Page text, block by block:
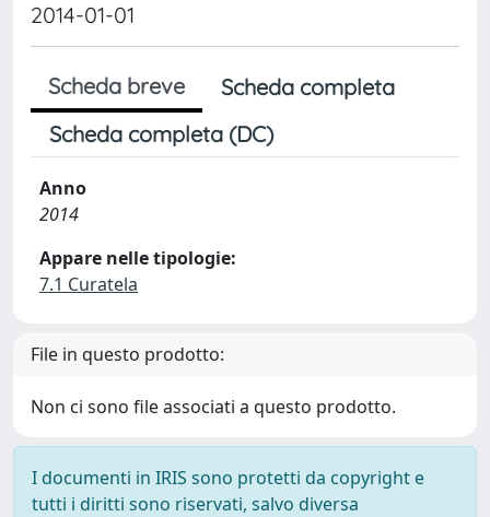
2014-01-01
Scheda breve
Scheda completa
Scheda completa (DC)
Anno
2014
Appare nelle tipologie:
7.1 Curatela
File in questo prodotto:
Non ci sono file associati a questo prodotto.
I documenti in IRIS sono protetti da copyright e
tutti i diritti sono riservati, salvo diversa